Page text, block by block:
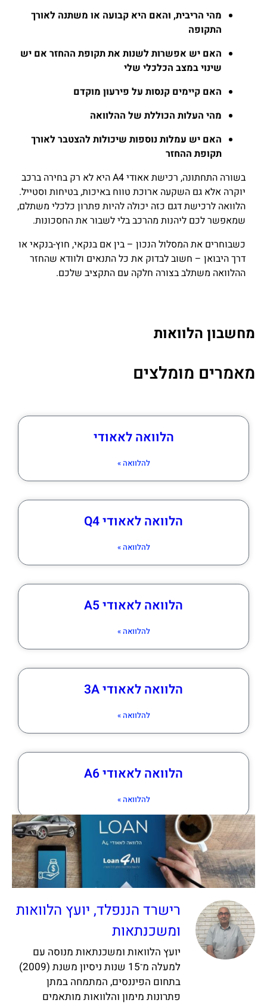
מהי הריבית, והאם היא קבועה או משתנה לאורך
התקופה
האם יש אפשרות לשנות את תקופת ההחזר אם יש
שינוי במצב הכלכלי שלי
האם קיימים קנסות על פירעון מוקדם
מהי העלות הכוללת של ההלוואה
האם יש עמלות נוספות שיכולות להצטבר לאורך
תקופת ההחזר
בשורה התחתונה, רכישת אאודי A4 היא לא רק בחירה ברכב
יוקרה אלא גם השקעה ארוכת טווח באיכות, בטיחות וסטייל.
הלוואה לרכישת דגם כזה יכולה להיות פתרון כלכלי משתלם,
שמאפשר לכם ליהנות מהרכב בלי לשבור את החסכונות.
כשבוחרים את המסלול הנכון – בין אם בנקאי, חוץ-בנקאי או
דרך היבואן – חשוב לבדוק את כל התנאים ולוודא שהחזר
ההלוואה משתלב בצורה חלקה עם התקציב שלכם.
מחשבון הלוואות
מאמרים מומלצים
הלוואה לאאודי
להלוואה »
הלוואה לאאודי Q4
להלוואה »
הלוואה לאאודי A5
להלוואה »
הלוואה לאאודי 3A
להלוואה »
הלוואה לאאודי A6
להלוואה »
רישרד הננפלד, יועץ הלוואות
ומשכנתאות
יועץ הלוואות ומשכנתאות מנוסה עם
למעלה מ־15 שנות ניסיון משנת (2009)
בתחום הפיננסים, המתמחה במתן
פתרונות מימון והלוואות מותאמים